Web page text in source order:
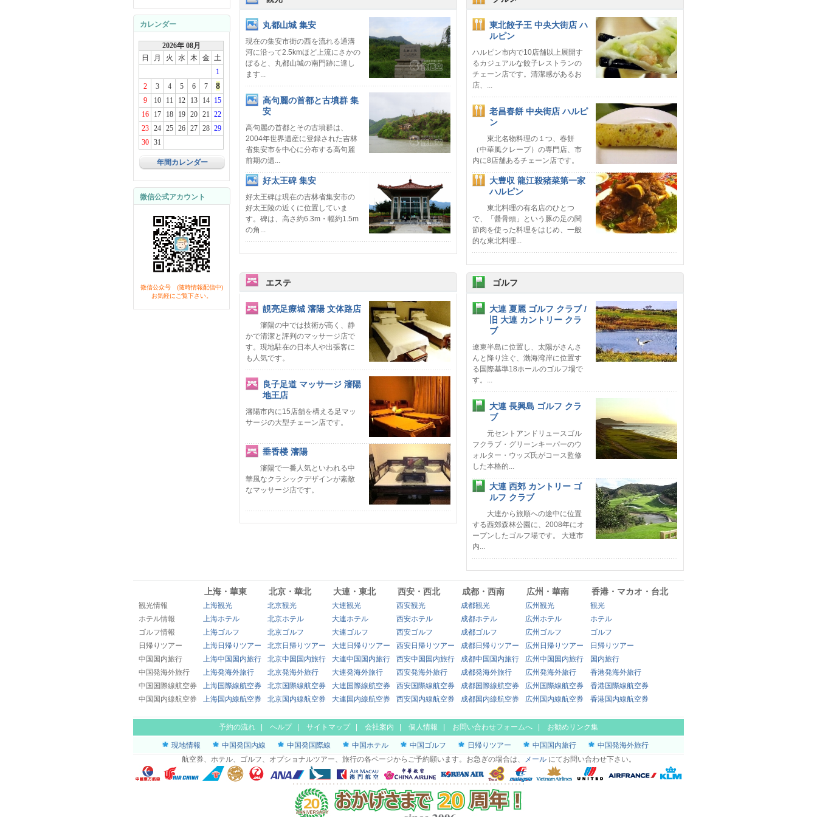
カレンダー
2026年 08月
日
月 火 水 木 金 土
1
2
3 4 5 6 7 8
9 10 11 12 13 14
15
16
17 18 19 20 21 22
23
24 25 26 27 28 29
30
31
年間カレンダー
微信公式アカウント
微信公众号 (随時情報配信中)
お気軽にご覧下さい。
丸都山城 集安
現在の集安市街の西を流れる通溝
河に沿って2.5kmほど上流にさかの
ぼると、丸都山城の南門跡に達し
ます...
高句麗の首都と古墳群 集
安
高句麗の首都とその古墳群は、
2004年世界遺産に登録された吉林
省集安市を中心に分布する高句麗
前期の遺...
好太王碑 集安
好太王碑は現在の吉林省集安市の
好太王陵の近くに位置していま
す。碑は、高さ約6.3m・幅約1.5m
の角...
東北餃子王 中央大街店 ハ
ルピン
ハルピン市内で10店舗以上展開す
るカジュアルな餃子レストランの
チェーン店です。清潔感があるお
店、...
老昌春餅 中央街店 ハルピ
ン
東北名物料理の１つ、春餅
（中華風クレープ）の専門店、市
内に8店舗あるチェーン店です。
大豊収 龍江殺猪菜第一家
ハルピン
東北料理の有名店のひとつ
で、「醤骨頭」という豚の足の関
節肉を使った料理をはじめ、一般
的な東北料理...
エステ
靚亮足療城 瀋陽 文体路店
瀋陽の中では技術が高く、静
かで清潔と評判のマッサージ店で
す。現地駐在の日本人や出張客に
も人気です。
良子足道 マッサージ 瀋陽
地王店
瀋陽市内に15店舗を構える足マッ
サージの大型チェーン店です。
垂香楼 瀋陽
瀋陽で一番人気といわれる中
華風なクラシックデザインが素敵
なマッサージ店です。
ゴルフ
大連 夏麗 ゴルフ クラブ /
旧 大連 カントリー クラ
ブ
遼東半島に位置し、太陽がさんさ
んと降り注ぐ、渤海湾岸に位置す
る国際基準18ホールのゴルフ場で
す。...
大連 長興島 ゴルフ クラ
ブ
元セントアンドリュースゴル
フクラブ・グリーンキーパーのウ
ォルター・ウッズ氏がコース監修
した本格的...
大連 西郊 カントリー ゴ
ルフ クラブ
大連から旅順への途中に位置
する西郊森林公園に、2008年にオ
ープンしたゴルフ場です。 大連市
内...
上海・華東 北京・華北 大連・東北 西安・西北 成都・西南 広州・華南 香港・マカオ・台北
観光情報 上海観光 北京観光 大連観光 西安観光 成都観光 広州観光
観光
ホテル情報
上海ホテル 北京ホテル 大連ホテル 西安ホテル 成都ホテル 広州ホテル
ホテル
ゴルフ情報
上海ゴルフ 北京ゴルフ 大連ゴルフ 西安ゴルフ 成都ゴルフ 広州ゴルフ
ゴルフ
日帰りツアー
上海日帰りツアー 北京日帰りツアー 大連日帰りツアー 西安日帰りツアー 成都日帰りツアー 広州日帰りツアー
日帰りツアー
中国国内旅行
上海中国国内旅行 北京中国国内旅行 大連中国国内旅行 西安中国国内旅行 成都中国国内旅行 広州中国国内旅行
国内旅行
中国発海外旅行
上海発海外旅行 北京発海外旅行 大連発海外旅行 西安発海外旅行 成都発海外旅行 広州発海外旅行
香港発海外旅行
中国国際線航空券
上海国際線航空券 北京国際線航空券 大連国際線航空券 西安国際線航空券 成都国際線航空券 広州国際線航空券
香港国際線航空券
中国国内線航空券
上海国内線航空券 北京国内線航空券 大連国内線航空券 西安国内線航空券 成都国内線航空券 広州国内線航空券 香港国内線航空券
予約の流れ ヘルプ| サイトマップ| 会社案内 個人情報 お問い合わせフォームへ お勧めリンク集
現地情報 中国発国内線 中国発国際線 中国ホテル 中国ゴルフ 日帰りツアー 中国国内旅行
中国発海外旅行
航空券、ホテル、ゴルフ、オプショナルツアー、旅行の各ページからご予約願います。お急ぎの場合は、
メールにてお問い合わせ下さい。